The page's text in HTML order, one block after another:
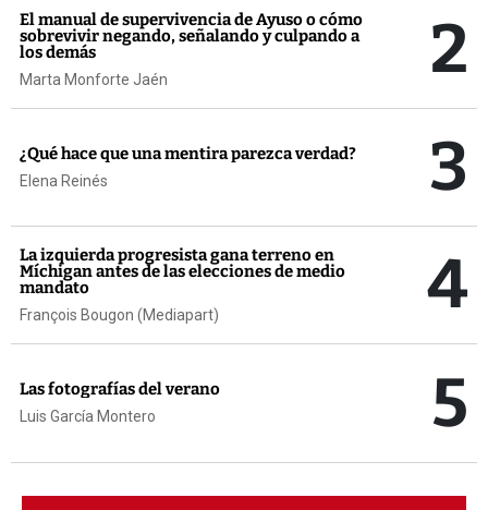
El manual de supervivencia de Ayuso o cómo
sobrevivir negando, señalando y culpando a
los demás
Marta Monforte Jaén 2
¿Qué hace que una mentira parezca verdad?
Elena Reinés 3
La izquierda progresista gana terreno en
Míchigan antes de las elecciones de medio
mandato
François Bougon (Mediapart) 4
Las fotografías del verano
Luis García Montero 5